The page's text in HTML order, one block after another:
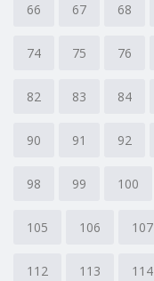
66 67 68
74 75 76
82 83 84
90 91 92
98 99 100
105 106 107
112 113 114